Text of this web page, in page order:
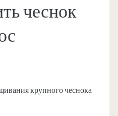
чеснок
крупного чеснока